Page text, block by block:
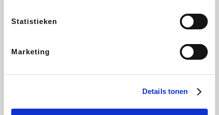
Statistieken
Marketing
Details tonen
CheapTickets.be DeubaXXL